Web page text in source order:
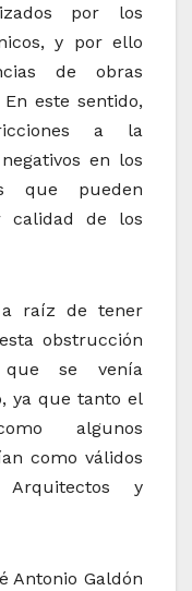
por los
y por ello
de obras
este sentido,
a la
en los
que pueden
calidad de los
a raíz de tener
obstrucción
se venía
ya que tanto el
algunos
como válidos
y
Antonio Galdón